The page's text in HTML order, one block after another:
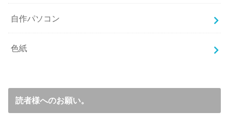
自作パソコン
色紙
読者様へのお願い。